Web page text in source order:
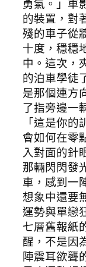
勇氣。」車
的裝置，對
殘的車子從
十度，穩穩
中。這次，
的泊車學徒
是那個連方
了指旁邊一
「這是你
會如何在零
入對面的針
那輛閃閃發
車，感到一
想象中還要
運勢與單戀
七層舊報紙
醒，不是因
陣震耳欲聾